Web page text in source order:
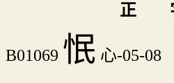
正
B01069 怋 心-05-08